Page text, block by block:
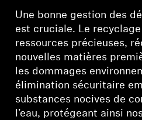
Une bonne gestion des
est cruciale. Le
ressources précieuses,
nouvelles matières
les dommages
élimination sécuritaire
substances nocives de
l’eau, protégeant ainsi